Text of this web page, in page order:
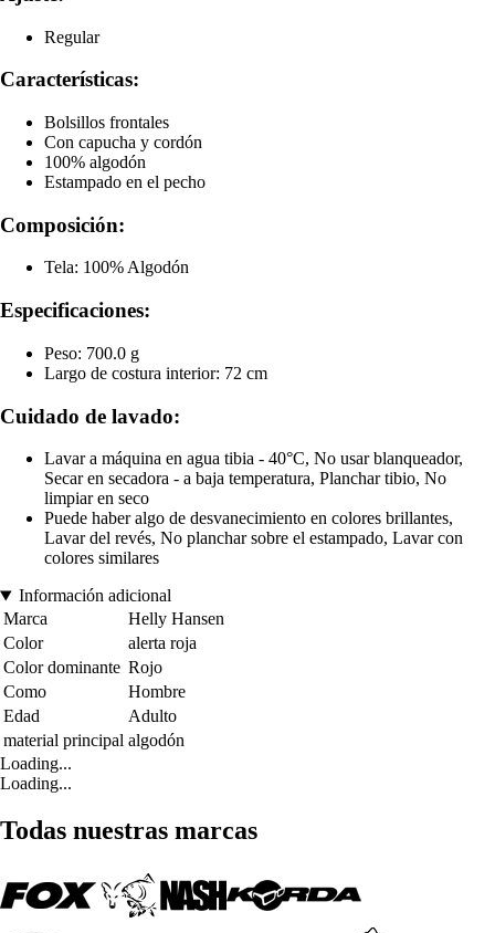
Regular
Características:
Bolsillos frontales
Con capucha y cordón
100% algodón
Estampado en el pecho
Composición:
Tela: 100% Algodón
Especificaciones:
Peso: 700.0 g
Largo de costura interior: 72 cm
Cuidado de lavado:
Lavar a máquina en agua tibia - 40°C, No usar blanqueador,
Secar en secadora - a baja temperatura, Planchar tibio, No
limpiar en seco
Puede haber algo de desvanecimiento en colores brillantes,
Lavar del revés, No planchar sobre el estampado, Lavar con
colores similares
Información adicional
Marca
Helly Hansen
Color
alerta roja
Color dominante Rojo
Como
Hombre
Edad
Adulto
material principal algodón
Loading...
Loading...
Todas nuestras marcas